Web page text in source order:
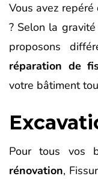
Vous avez
? Selon la
proposons
réparation de
votre bâtiment
Pour tous vos
rénovation,